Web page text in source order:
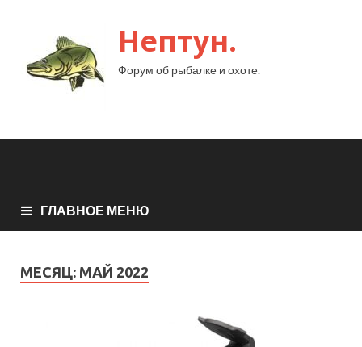
Нептун.
Форум об рыбалке и охоте.
ГЛАВНОЕ МЕНЮ
МЕСЯЦ: МАЙ 2022